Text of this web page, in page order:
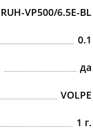
RUH-VP500/6.5E-BL
0.1
да
VOLPE
1 г.